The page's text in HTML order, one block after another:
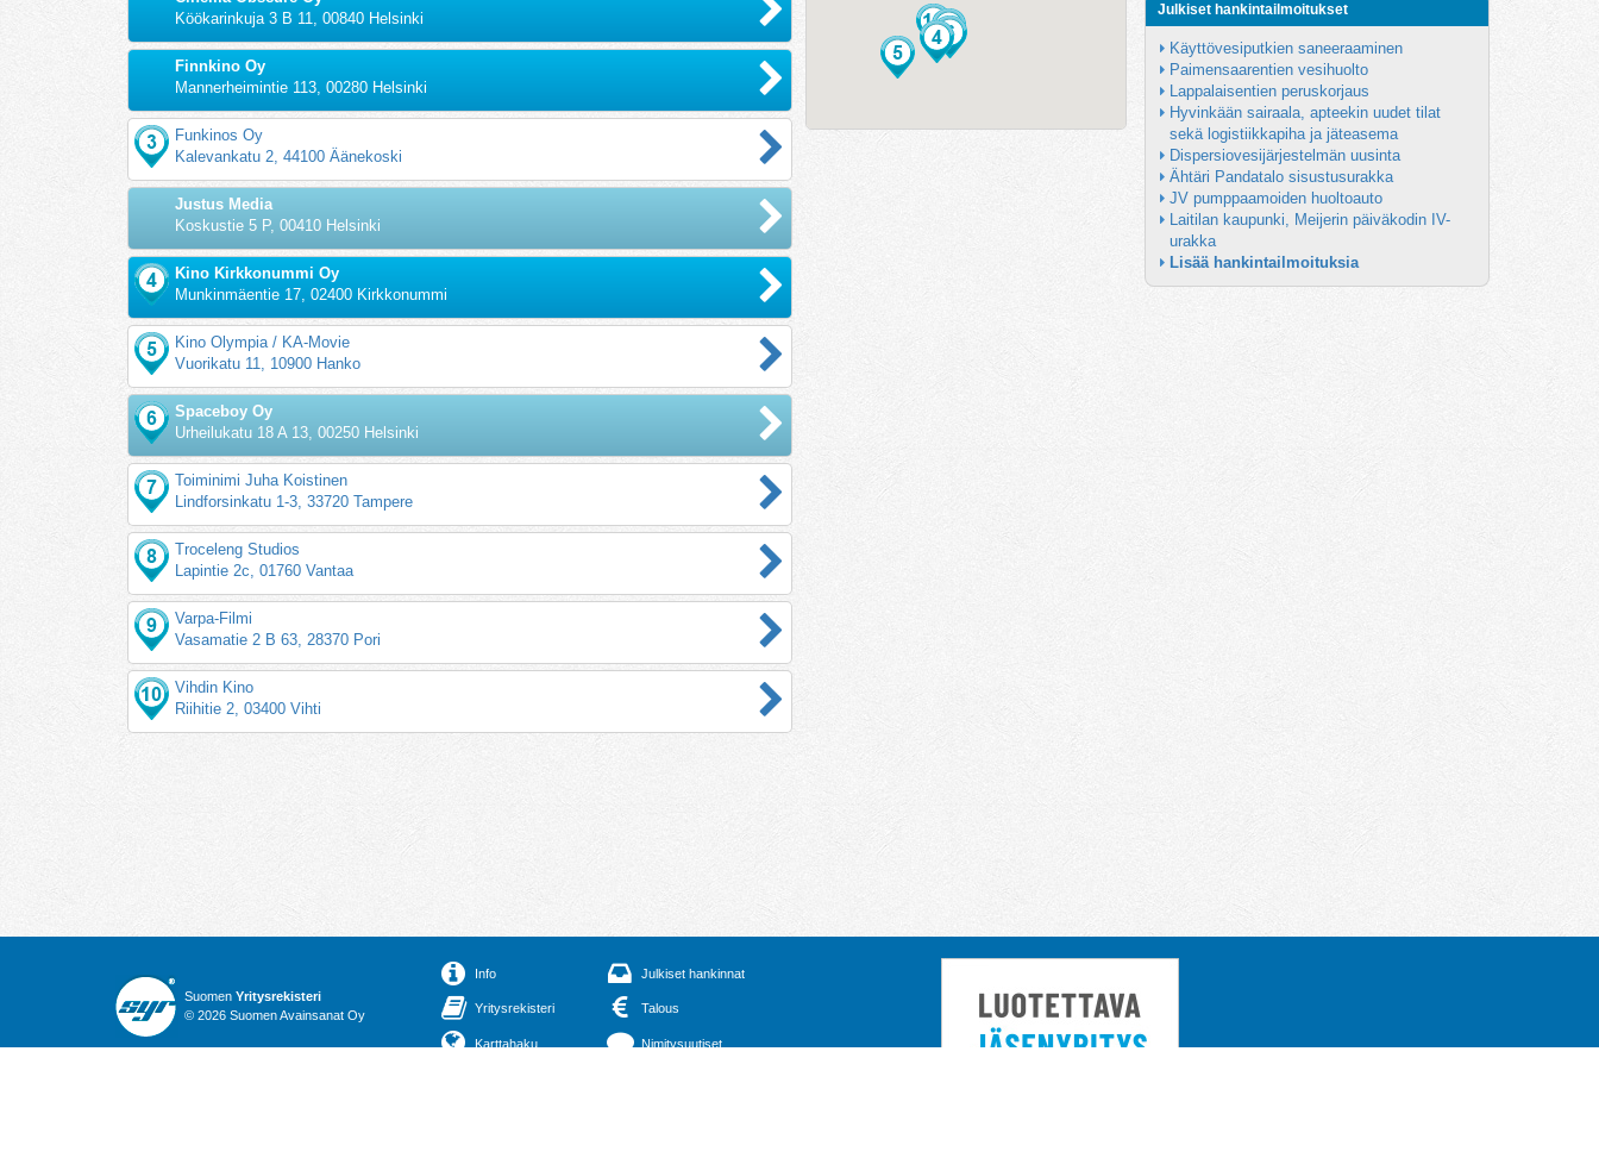
Köökarinkuja 3 B 11, 00840 Helsinki
Finnkino Oy
Mannerheimintie 113, 00280 Helsinki
Funkinos Oy
Kalevankatu 2, 44100 Äänekoski
Justus Media
Koskustie 5 P, 00410 Helsinki
Kino Kirkkonummi Oy
Munkinmäentie 17, 02400 Kirkkonummi
Kino Olympia / KA-Movie
Vuorikatu 11, 10900 Hanko
Spaceboy Oy
Urheilukatu 18 A 13, 00250 Helsinki
Toiminimi Juha Koistinen
Lindforsinkatu 1-3, 33720 Tampere
Troceleng Studios
Lapintie 2c, 01760 Vantaa
Varpa-Filmi
Vasamatie 2 B 63, 28370 Pori
Vihdin Kino
Riihitie 2, 03400 Vihti
Julkiset hankintailmoitukset
Käyttövesiputkien saneeraaminen
Paimensaarentien vesihuolto
Lappalaisentien peruskorjaus
Hyvinkään sairaala, apteekin uudet tilat
sekä logistiikkapiha ja jäteasema
Dispersiovesijärjestelmän uusinta
Ähtäri Pandatalo sisustusurakka
JV pumppaamoiden huoltoauto
Laitilan kaupunki, Meijerin päiväkodin IV-
urakka
Lisää hankintailmoituksia
Suomen Yritysrekisteri
© 2026 Suomen Avainsanat Oy
Info
Yritysrekisteri
Karttahaku
Julkiset hankinnat
Talous
Nimitysuutiset